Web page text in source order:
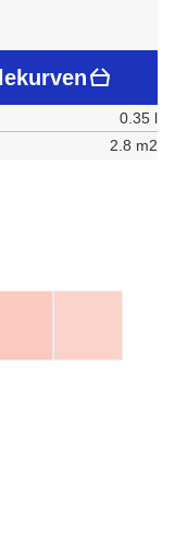
0.35 l
2.8 m2